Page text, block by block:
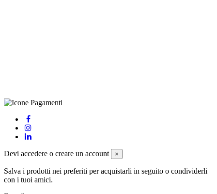
Devi accedere o creare un account ×
Salva i prodotti nei preferiti per acquistarli in seguito o condividerli
con i tuoi amici.